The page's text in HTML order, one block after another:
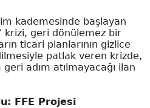
kademesinde başlayan
krizi, geri dönülemez bir
ticari planlarının gizlice
patlak veren krizde,
adım atılmayacağı ilan
FFE Projesi